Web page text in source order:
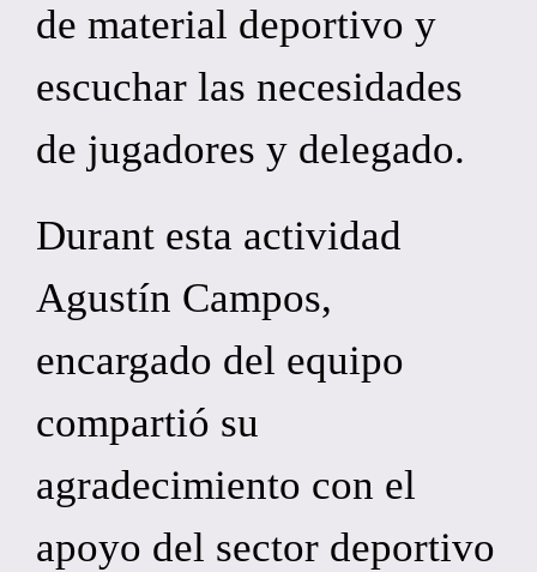
de material deportivo y
escuchar las necesidades
de jugadores y delegado.
Durant esta actividad
Agustín Campos,
encargado del equipo
compartió su
agradecimiento con el
apoyo del sector deportivo